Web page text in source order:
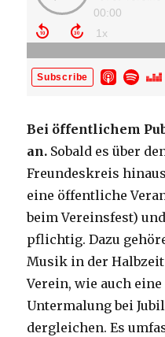
Bei öffentlichem
an. Sobald es über
Freundeskreis
eine öffentliche
beim Vereinsfest)
pflichtig. Dazu
Musik in der
Verein, wie auch
Untermalung bei
dergleichen. Es